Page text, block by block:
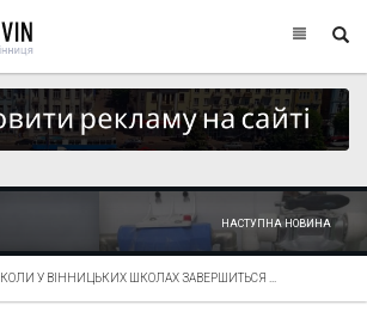
НАСТУПНА НОВИНА
КОЛИ У ВІННИЦЬКИХ ШКОЛАХ ЗАВЕРШИТЬСЯ ...